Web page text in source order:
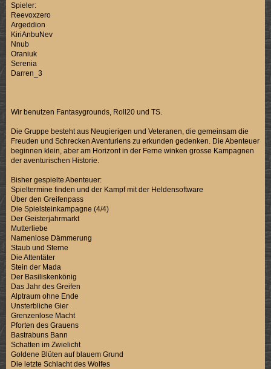
Spieler:
Reevoxzero
Argeddion
KiriAnbuNev
Nnub
Oraniuk
Serenia
Darren_3
Wir benutzen Fantasygrounds, Roll20 und TS.
Die Gruppe besteht aus Neugierigen und Veteranen, die gemeinsam die
Freuden und Schrecken Aventuriens zu erkunden gedenken. Die Abenteuer
beginnen klein, aber am Horizont in der Ferne winken grosse Kampagnen
der aventurischen Historie.
Bisher gespielte Abenteuer:
Spieltermine finden und der Kampf mit der Heldensoftware
Über den Greifenpass
Die Spielsteinkampagne (4/4)
Der Geisterjahrmarkt
Mutterliebe
Namenlose Dämmerung
Staub und Sterne
Die Attentäter
Stein der Mada
Der Basiliskenkönig
Das Jahr des Greifen
Alptraum ohne Ende
Unsterbliche Gier
Grenzenlose Macht
Pforten des Grauens
Bastrabuns Bann
Schatten im Zwielicht
Goldene Blüten auf blauem Grund
Die letzte Schlacht des Wolfes